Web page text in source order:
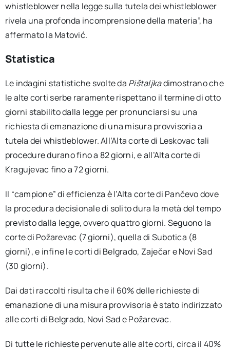
whistleblower nella legge sulla tutela dei whistleblower
rivela una profonda incomprensione della materia”, ha
affermato la Matović.
Statistica
Le indagini statistiche svolte da Pištaljkadimostrano che
le alte corti serbe raramente rispettano il termine di otto
giorni stabilito dalla legge per pronunciarsi su una
richiesta di emanazione di una misura provvisoria a
tutela dei whistleblower. All’Alta corte di Leskovac tali
procedure durano fino a 82 giorni, e all’Alta corte di
Kragujevac fino a 72 giorni.
Il “campione” di efficienza è l’Alta corte di Pančevo dove
la procedura decisionale di solito dura la metà del tempo
previsto dalla legge, ovvero quattro giorni. Seguono la
corte di Požarevac (7 giorni), quella di Subotica (8
giorni), e infine le corti di Belgrado, Zaječar e Novi Sad
(30 giorni).
Dai dati raccolti risulta che il 60% delle richieste di
emanazione di una misura provvisoria è stato indirizzato
alle corti di Belgrado, Novi Sad e Požarevac.
Di tutte le richieste pervenute alle alte corti, circa il 40%